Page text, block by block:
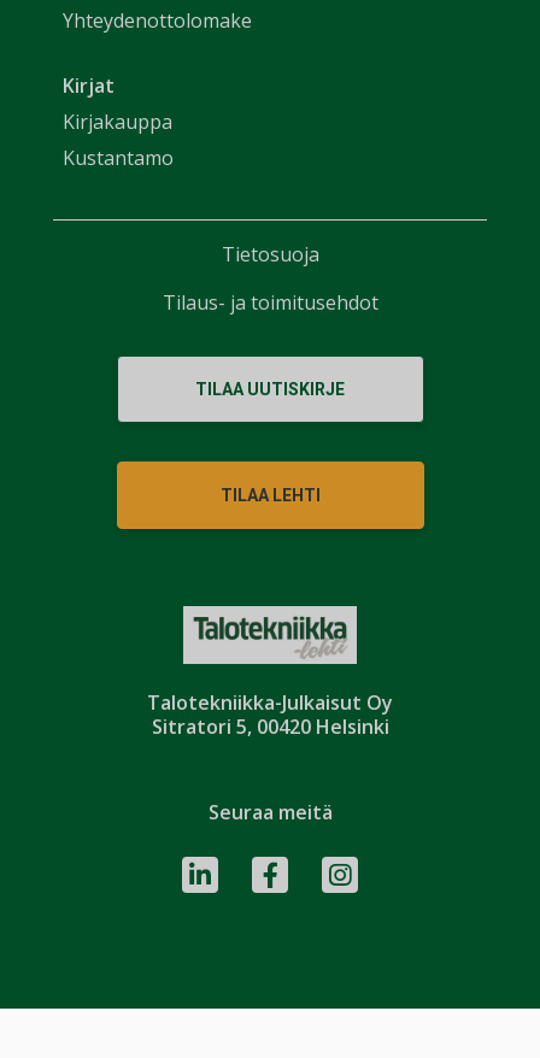
Talotekniikka-Julkaisut Oy
Sitratori 5, 00420 Helsinki
Yhteydenottolomake
Kirjat
Kirjakauppa
Kustantamo
TILAA UUTISKIRJE
TILAA LEHTI
Seuraa meitä
Tietosuoja
Tilaus- ja toimitusehdot